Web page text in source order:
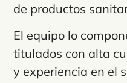
de productos
El equipo lo
titulados con alta
y experiencia en el